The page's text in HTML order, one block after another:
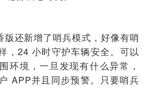
版还新增了哨兵模式，好像有哨
，24 小时守护车辆安全。可以
环境，一旦发现有什么异常，
APP并且同步预警。只要哨兵